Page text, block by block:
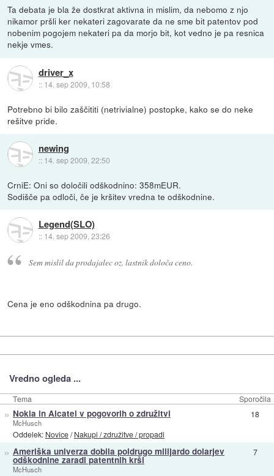
Ta debata je bla že dostkrat aktivna in mislim, da nebomo z njo
nikamor pršli ker nekateri zagovarate da ne sme bit patentov pod
nobenim pogojem nekateri pa da morjo bit, kot vedno je pa resnica
nekje vmes.
driver_x
:: 14. sep 2009, 10:58
Potrebno bi bilo zaščititi (netrivialne) postopke, kako se do neke
rešitve pride.
newing
:: 14. sep 2009, 22:50
CrniE: Oni so določili odškodnino: 358mEUR.
Sodišče pa odloči, če je kršitev vredna te odškodnine.
Legend(SLO)
:: 14. sep 2009, 23:26
Sem mislil da prodajalec oz. lastnik določa ceno.
Cena je eno odškodnina pa drugo.
Vredno ogleda ...
Tema Sporočila
» Nokia in Alcatel v pogovorih o združitvi
McHusch
Oddelek: Novice/Nakupi / združitve / propadi
18
» Ameriška univerza dobila poldrugo milijardo dolarjev
odškodnine zaradi patentnih krši
McHusch
7